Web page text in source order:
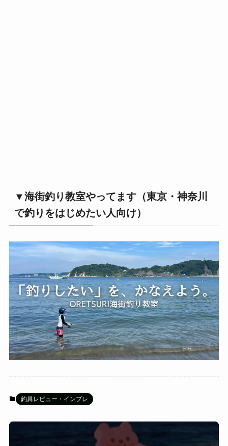
▼海街釣り教室やってます（東京・神奈川
で釣りをはじめたい人向け）
釣具レビュー・インプレ